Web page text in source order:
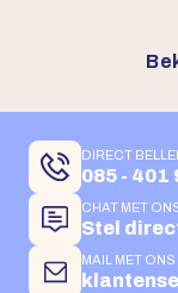
DIRECT
085 - 401
CHAT MET
Stel
MAIL MET ONS